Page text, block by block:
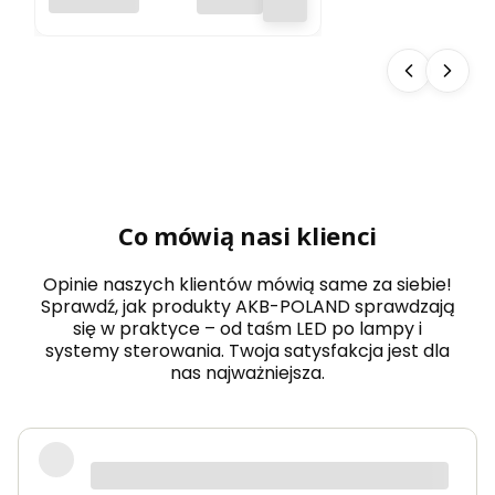
Co mówią nasi klienci
Opinie naszych klientów mówią same za siebie!
Sprawdź, jak produkty AKB-POLAND sprawdzają
się w praktyce – od taśm LED po lampy i
systemy sterowania. Twoja satysfakcja jest dla
nas najważniejsza.
Zamówiłem taśmy LED COB do